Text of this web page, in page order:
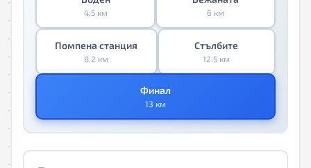
4.5 км 6 км
Помпена станция
8.2 км
Стълбите
12.5 км
Финал
13 км